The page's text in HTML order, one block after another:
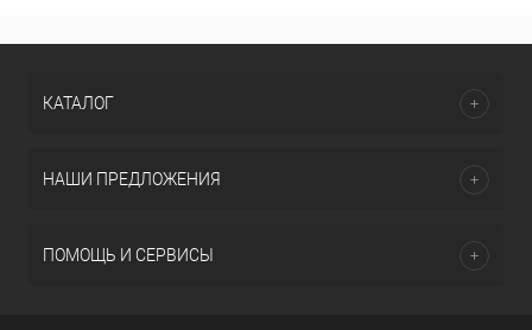
КАТАЛОГ
НАШИ ПРЕДЛОЖЕНИЯ
ПОМОЩЬ И СЕРВИСЫ